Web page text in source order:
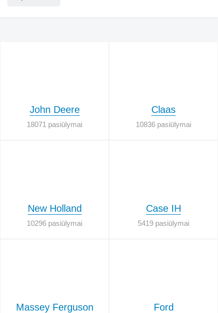
John Deere
18071 pasiūlymai
Claas
10836 pasiūlymai
New Holland
10296 pasiūlymai
Case IH
5419 pasiūlymai
Massey Ferguson Ford